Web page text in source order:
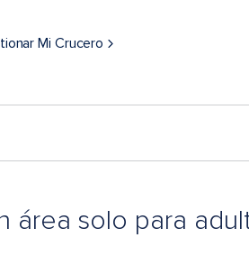
Mi Crucero
área solo para